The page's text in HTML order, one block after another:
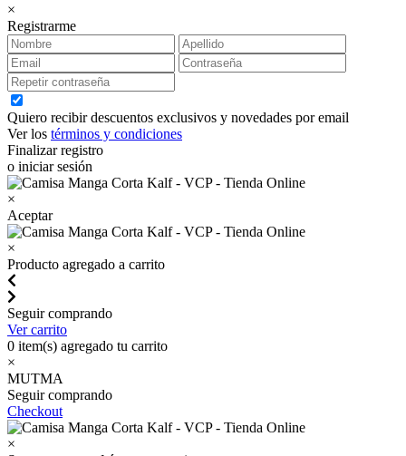
×
Registrarme
Quiero recibir descuentos exclusivos y novedades por email
Ver los términos y condiciones
Finalizar registro
o iniciar sesión
×
Aceptar
×
Producto agregado a carrito
Seguir comprando
Ver carrito
0 item(s) agregado tu carrito
×
MUTMA
Seguir comprando
Checkout
×